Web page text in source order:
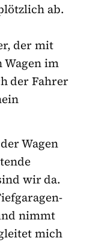
ab.
der mit
Wagen im
der Fahrer
Wagen
wir da.
nimmt
mich